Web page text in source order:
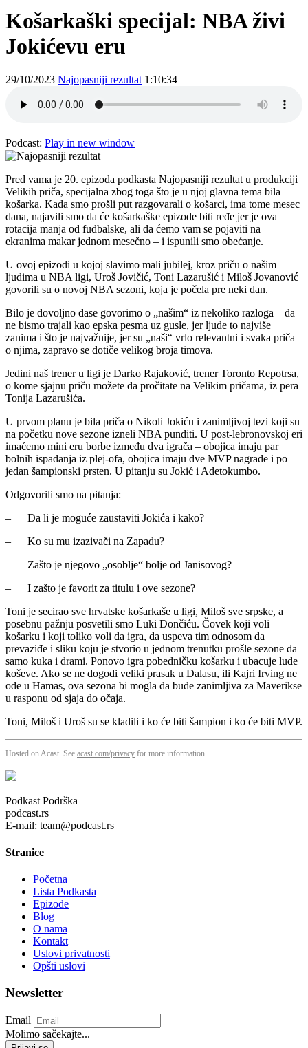
Košarkaški specijal: NBA živi
Jokićevu eru
29/10/2023 Najopasniji rezultat 1:10:34
Podcast: Play in new window
Pred vama je 20. epizoda podkasta Najopasniji rezultat u produkciji
Velikih priča, specijalna zbog toga što je u njoj glavna tema bila
košarka. Kada smo prošli put razgovarali o košarci, ima tome mesec
dana, najavili smo da će košarkaške epizode biti ređe jer je ova
rotacija manja od fudbalske, ali da ćemo vam se pojaviti na
ekranima makar jednom mesečno – i ispunili smo obećanje.
U ovoj epizodi u kojoj slavimo mali jubilej, kroz priču o našim
ljudima u NBA ligi, Uroš Jovičić, Toni Lazarušić i Miloš Jovanović
govorili su o novoj NBA sezoni, koja je počela pre neki dan.
Bilo je dovoljno dase govorimo o „našim“ iz nekoliko razloga – da
ne bismo trajali kao epska pesma uz gusle, jer ljude to najviše
zanima i što je najvažnije, jer su „naši“ vrlo relevantni i svaka priča
o njima, zapravo se dotiče velikog broja timova.
Jedini naš trener u ligi je Darko Rajaković, trener Toronto Repotrsa,
o kome sjajnu priču možete da pročitate na Velikim pričama, iz pera
Tonija Lazarušića.
U prvom planu je bila priča o Nikoli Jokiću i zanimljivoj tezi koji su
na početku nove sezone izneli NBA punditi. U post-lebronovskoj eri
imaćemo mini eru borbe između dva igrača – obojica imaju par
bolnih ispadanja iz plej-ofa, obojica imaju dve MVP nagrade i po
jedan šampionski prsten. U pitanju su Jokić i Adetokumbo.
Odgovorili smo na pitanja:
– Da li je moguće zaustaviti Jokića i kako?
– Ko su mu izazivači na Zapadu?
– Zašto je njegovo „osoblje“ bolje od Janisovog?
– I zašto je favorit za titulu i ove sezone?
Toni je secirao sve hrvatske košarkaše u ligi, Miloš sve srpske, a
posebnu pažnju posvetili smo Luki Dončiću. Čovek koji voli
košarku i koji toliko voli da igra, da uspeva tim odnosom da
prevaziđe i sliku koju je stvorio u jednom trenutku prošle sezone da
samo kuka i drami. Ponovo igra pobedničku košarku i ubacuje lude
koševe. Ako se ne dogodi veliki prasak u Dalasu, ili Kajri Irving ne
ode u Hamas, ova sezona bi mogla da bude zanimljiva za Maverikse
u rasponu od sjaja do očaja.
Toni, Miloš i Uroš su se kladili i ko će biti šampion i ko će biti MVP.
Hosted on Acast. See acast.com/privacy for more information.
Podkast Podrška
podcast.rs
E-mail: team@podcast.rs
Stranice
Početna
Lista Podkasta
Epizode
Blog
O nama
Kontakt
Uslovi privatnosti
Opšti uslovi
Newsletter
Email
Molimo sačekajte...